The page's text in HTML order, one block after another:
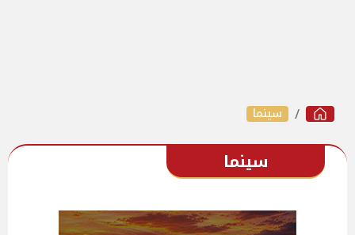
سينما
سينما